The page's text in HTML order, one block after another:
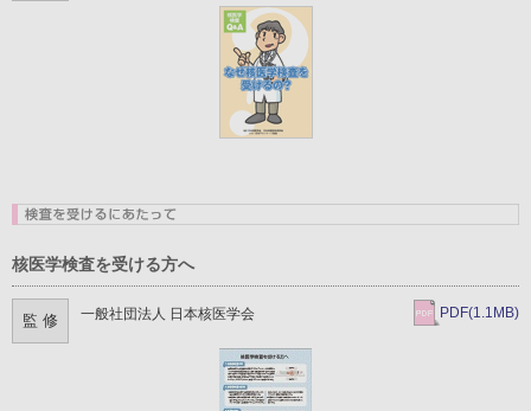
核医学検査を受ける方へ
監 修 一般社団法人 日本核医学会 PDF(1.1MB)